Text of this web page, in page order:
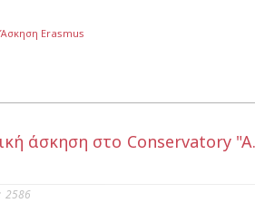
Erasmus
άσκηση στο Conservatory
2586